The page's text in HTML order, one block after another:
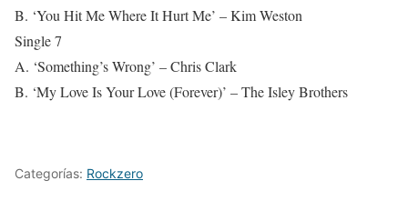
B. ‘You Hit Me Where It Hurt Me’ – Kim Weston
Single 7
A. ‘Something’s Wrong’ – Chris Clark
B. ‘My Love Is Your Love (Forever)’ – The Isley Brothers
Categorías: Rockzero